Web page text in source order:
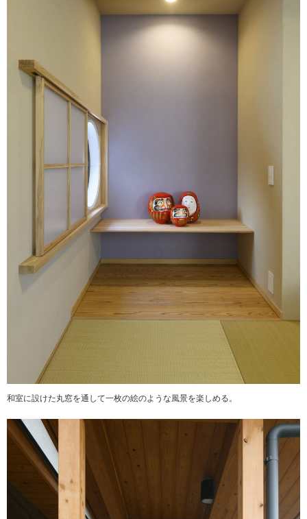
和室に設けた丸窓を通して一枚の絵のような風景を楽しめる。